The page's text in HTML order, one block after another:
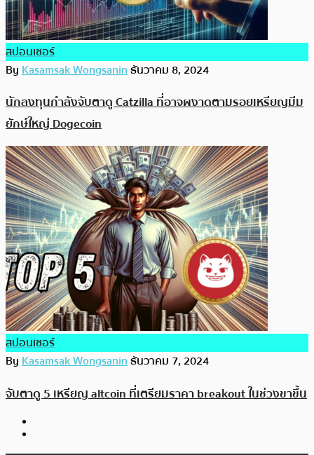
สปอนเซอร์
ByKasamsak Wongsaninธันวาคม 8, 2024
นักลงทุนกำลังจับตาดู Catzilla ที่อาจผงาดตามรอยเหรียญมีม
ยักษ์ใหญ่ Dogecoin
สปอนเซอร์
ByKasamsak Wongsaninธันวาคม 7, 2024
จับตาดู 5 เหรียญ altcoin ที่เตรียมราคา breakout ในช่วงขาขึ้น